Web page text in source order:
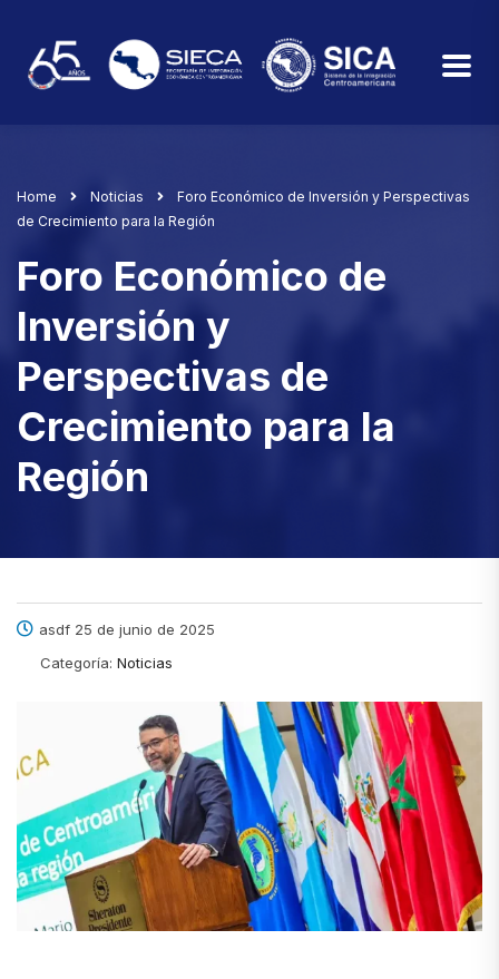
Home Noticias
Foro Económico de Inversión y Perspectivas
de Crecimiento para la Región
Foro Económico de
Inversión y
Perspectivas de
Crecimiento para la
Región
asdf 25 de junio de 2025
Categoría: Noticias